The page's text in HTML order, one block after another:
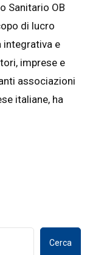
Sanitario OB
di lucro
e
imprese e
associazioni
italiane, ha
Cerca